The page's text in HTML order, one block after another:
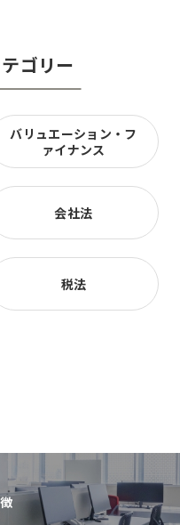
ゴリー
バリュエーション・フ
ァイナンス
会社法
税法